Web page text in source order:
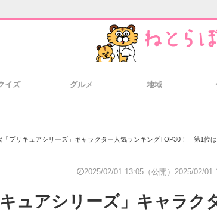
イズ グルメ 地域
プリキュアシリーズ」キャラクター人気ランキングTOP30！ 第1位は「キュアスカイ（ソラ・ハレワタール）」【2月
2025/02/01 13:05（公開） 2025/02/01
ュアシリーズ」キャラク